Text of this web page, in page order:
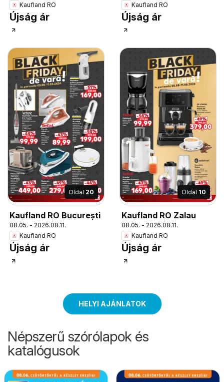
Kaufland RO
Újság ár
Kaufland RO
Újság ár
Oldal 20
Kaufland RO București
08.05. - 2026.08.11.
Kaufland RO
Újság ár
Oldal 10
Kaufland RO Zalau
08.05. - 2026.08.11.
Kaufland RO
Újság ár
HELYI AJÁNLATOK
Népszerű szórólapok és
katalógusok